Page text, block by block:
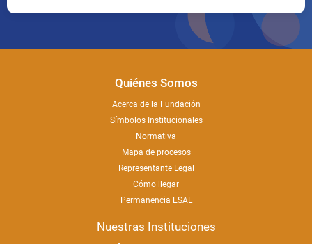
Quiénes Somos
Acerca de la Fundación
Símbolos Institucionales
Normativa
Mapa de procesos
Representante Legal
Cómo llegar
Permanencia ESAL
Nuestras Instituciones